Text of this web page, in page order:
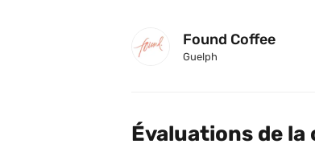
Found Coffee
Guelph
Évaluations de